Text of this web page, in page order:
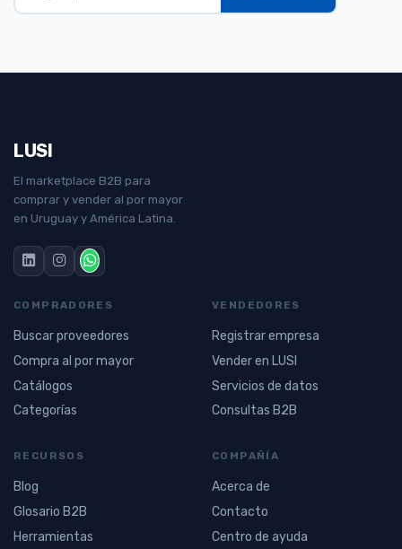
LUSI
El marketplace B2B para
comprar y vender al por mayor
en Uruguay y América Latina.
COMPRADORES
Buscar proveedores
Compra al por mayor
Catálogos
Categorías
VENDEDORES
Registrar empresa
Vender en LUSI
Servicios de datos
Consultas B2B
RECURSOS
Blog
Glosario B2B
Herramientas
COMPAÑÍA
Acerca de
Contacto
Centro de ayuda